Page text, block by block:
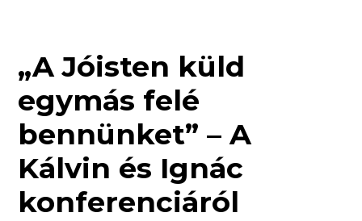
„A Jóisten küld
egymás felé
bennünket” – A
Kálvin és Ignác
konferenciáról